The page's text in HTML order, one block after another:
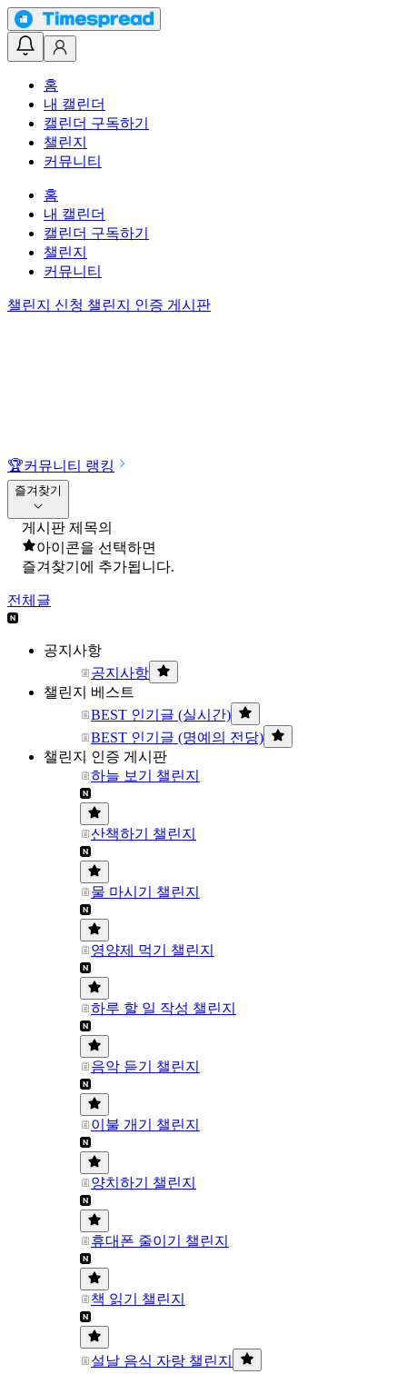
홈
내 캘린더
캘린더 구독하기
챌린지
커뮤니티
홈
내 캘린더
캘린더 구독하기
챌린지
커뮤니티
챌린지 신청 챌린지 인증 게시판
🏆커뮤니티 랭킹
즐겨찾기
게시판 제목의
아이콘을 선택하면
즐겨찾기에 추가됩니다.
전체글
공지사항
공지사항
챌린지 베스트
BEST 인기글 (실시간)
BEST 인기글 (명예의 전당)
챌린지 인증 게시판
하늘 보기 챌린지
산책하기 챌린지
물 마시기 챌린지
영양제 먹기 챌린지
하루 할 일 작성 챌린지
음악 듣기 챌린지
이불 개기 챌린지
양치하기 챌린지
휴대폰 줄이기 챌린지
책 읽기 챌린지
설날 음식 자랑 챌린지